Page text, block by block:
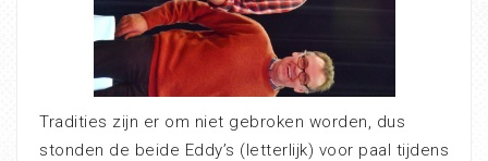
Tradities zijn er om niet gebroken worden, dus
stonden de beide Eddy’s (letterlijk) voor paal tijdens